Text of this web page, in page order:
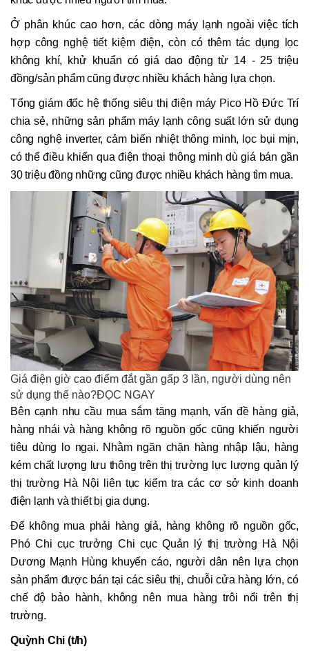
Ở phân khúc cao hơn, các dòng máy lạnh ngoài việc tích
hợp công nghệ tiết kiệm điện, còn có thêm tác dụng lọc
không khí, khử khuẩn có giá dao động từ 14 - 25 triệu
đồng/sản phẩm cũng được nhiều khách hàng lựa chọn.
Tổng giám đốc hệ thống siêu thị điện máy Pico Hồ Đức Trí
chia sẻ, những sản phẩm máy lạnh công suất lớn sử dụng
công nghệ inverter, cảm biến nhiệt thông minh, lọc bụi mịn,
có thể điều khiển qua điện thoại thông minh dù giá bán gần
30 triệu đồng những cũng được nhiều khách hàng tìm mua.
Giá điện giờ cao điểm đắt gần gấp 3 lần, người dùng nên
sử dụng thế nào?ĐỌC NGAY
Bên cạnh nhu cầu mua sắm tăng mạnh, vấn đề hàng giả,
hàng nhái và hàng không rõ nguồn gốc cũng khiến người
tiêu dùng lo ngại. Nhằm ngăn chặn hàng nhập lậu, hàng
kém chất lượng lưu thông trên thị trường lực lượng quản lý
thị trường Hà Nội liên tục kiểm tra các cơ sở kinh doanh
điện lạnh và thiết bị gia dụng.
Để không mua phải hàng giả, hàng không rõ nguồn gốc,
Phó Chi cục trưởng Chi cục Quản lý thị trường Hà Nội
Dương Mạnh Hùng khuyến cáo, người dân nên lựa chọn
sản phẩm được bán tại các siêu thị, chuỗi cửa hàng lớn, có
chế độ bảo hành, không nên mua hàng trôi nổi trên thị
trường.
Quỳnh Chi (t/h)